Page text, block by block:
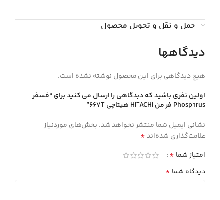
حمل و نقل و تحویل محصول
دیدگاهها
هیچ دیدگاهی برای این محصول نوشته نشده است.
اولین نفری باشید که دیدگاهی را ارسال می کنید برای “فسفر
Phosphrus فرامن HITACHI هيتاچي 667T”
نشانی ایمیل شما منتشر نخواهد شد. بخش‌های موردنیاز
علامت‌گذاری شده‌اند*
امتیاز شما *
دیدگاه شما *